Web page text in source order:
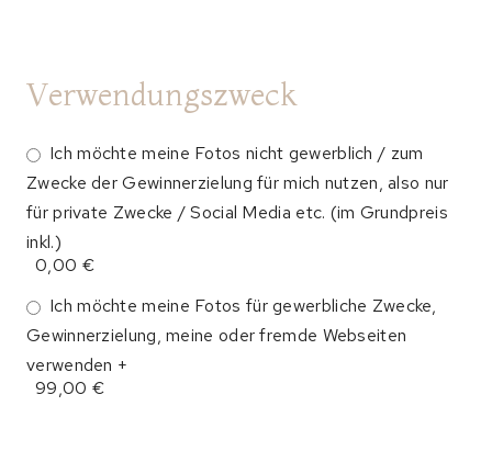
Verwendungszweck
Ich möchte meine Fotos nicht gewerblich / zum
Zwecke der Gewinnerzielung für mich nutzen, also nur
für private Zwecke / Social Media etc. (im Grundpreis
inkl.)
0,00 €
Ich möchte meine Fotos für gewerbliche Zwecke,
Gewinnerzielung, meine oder fremde Webseiten
verwenden +
99,00 €